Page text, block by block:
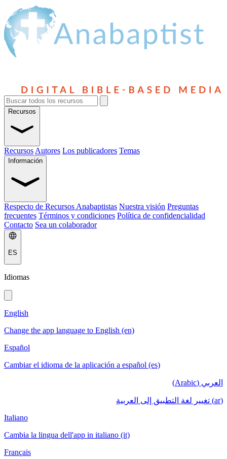
Recursos
Recursos Autores Los publicadores Temas
Información
Respecto de Recursos Anabaptistas Nuestra visión Preguntas
frecuentes Términos y condiciones Política de confidencialidad
Contacto Sea un colaborador
ES
Idiomas
English
Change the app language to English (en)
Español
Cambiar el idioma de la aplicación a español (es)
العربي (Arabic)
(ar) تغيير لغة التطبيق إلى العربية
Italiano
Cambia la lingua dell'app in italiano (it)
Français